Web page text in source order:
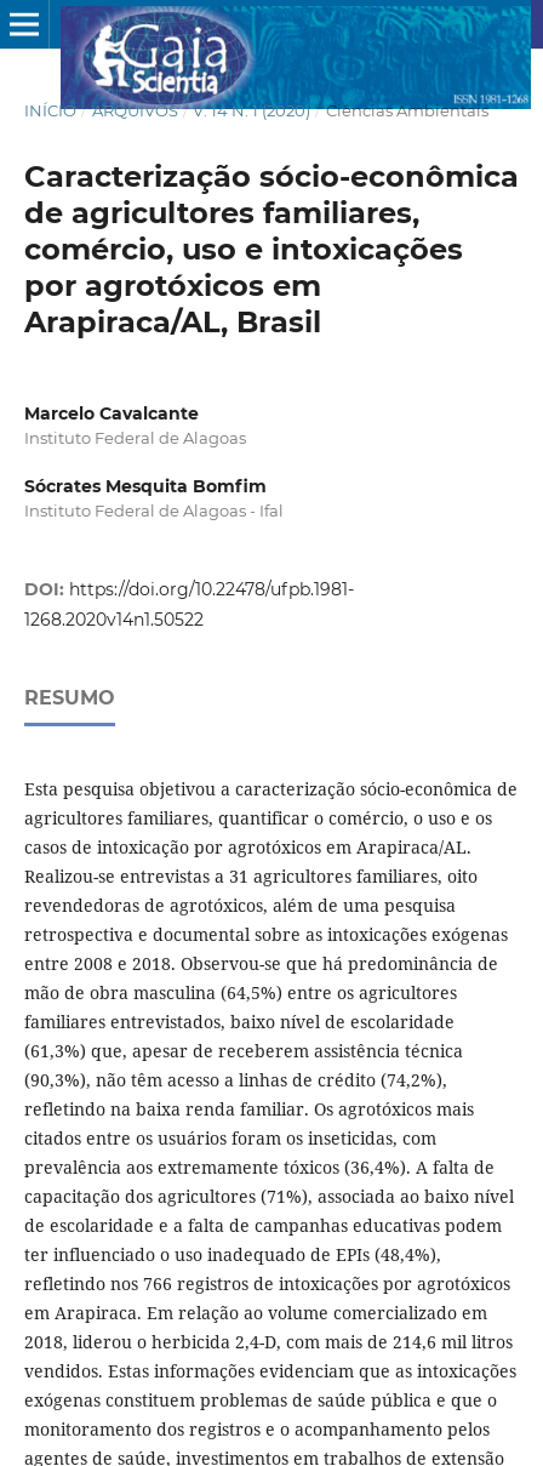
INÍCIO / ARQUIVOS / V. 14 N. 1 (2020) / Ciências Ambientais
Caracterização sócio-econômica
de agricultores familiares,
comércio, uso e intoxicações
por agrotóxicos em
Arapiraca/AL, Brasil
Marcelo Cavalcante
Instituto Federal de Alagoas
Sócrates Mesquita Bomfim
Instituto Federal de Alagoas - Ifal
DOI: https://doi.org/10.22478/ufpb.1981-
1268.2020v14n1.50522
RESUMO
Esta pesquisa objetivou a caracterização sócio-econômica de
agricultores familiares, quantificar o comércio, o uso e os
casos de intoxicação por agrotóxicos em Arapiraca/AL.
Realizou-se entrevistas a 31 agricultores familiares, oito
revendedoras de agrotóxicos, além de uma pesquisa
retrospectiva e documental sobre as intoxicações exógenas
entre 2008 e 2018. Observou-se que há predominância de
mão de obra masculina (64,5%) entre os agricultores
familiares entrevistados, baixo nível de escolaridade
(61,3%) que, apesar de receberem assistência técnica
(90,3%), não têm acesso a linhas de crédito (74,2%),
refletindo na baixa renda familiar. Os agrotóxicos mais
citados entre os usuários foram os inseticidas, com
prevalência aos extremamente tóxicos (36,4%). A falta de
capacitação dos agricultores (71%), associada ao baixo nível
de escolaridade e a falta de campanhas educativas podem
ter influenciado o uso inadequado de EPIs (48,4%),
refletindo nos 766 registros de intoxicações por agrotóxicos
em Arapiraca. Em relação ao volume comercializado em
2018, liderou o herbicida 2,4-D, com mais de 214,6 mil litros
vendidos. Estas informações evidenciam que as intoxicações
exógenas constituem problemas de saúde pública e que o
monitoramento dos registros e o acompanhamento pelos
agentes de saúde, investimentos em trabalhos de extensão